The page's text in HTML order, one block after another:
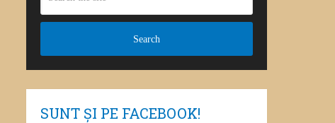
SUNT ȘI PE FACEBOOK!